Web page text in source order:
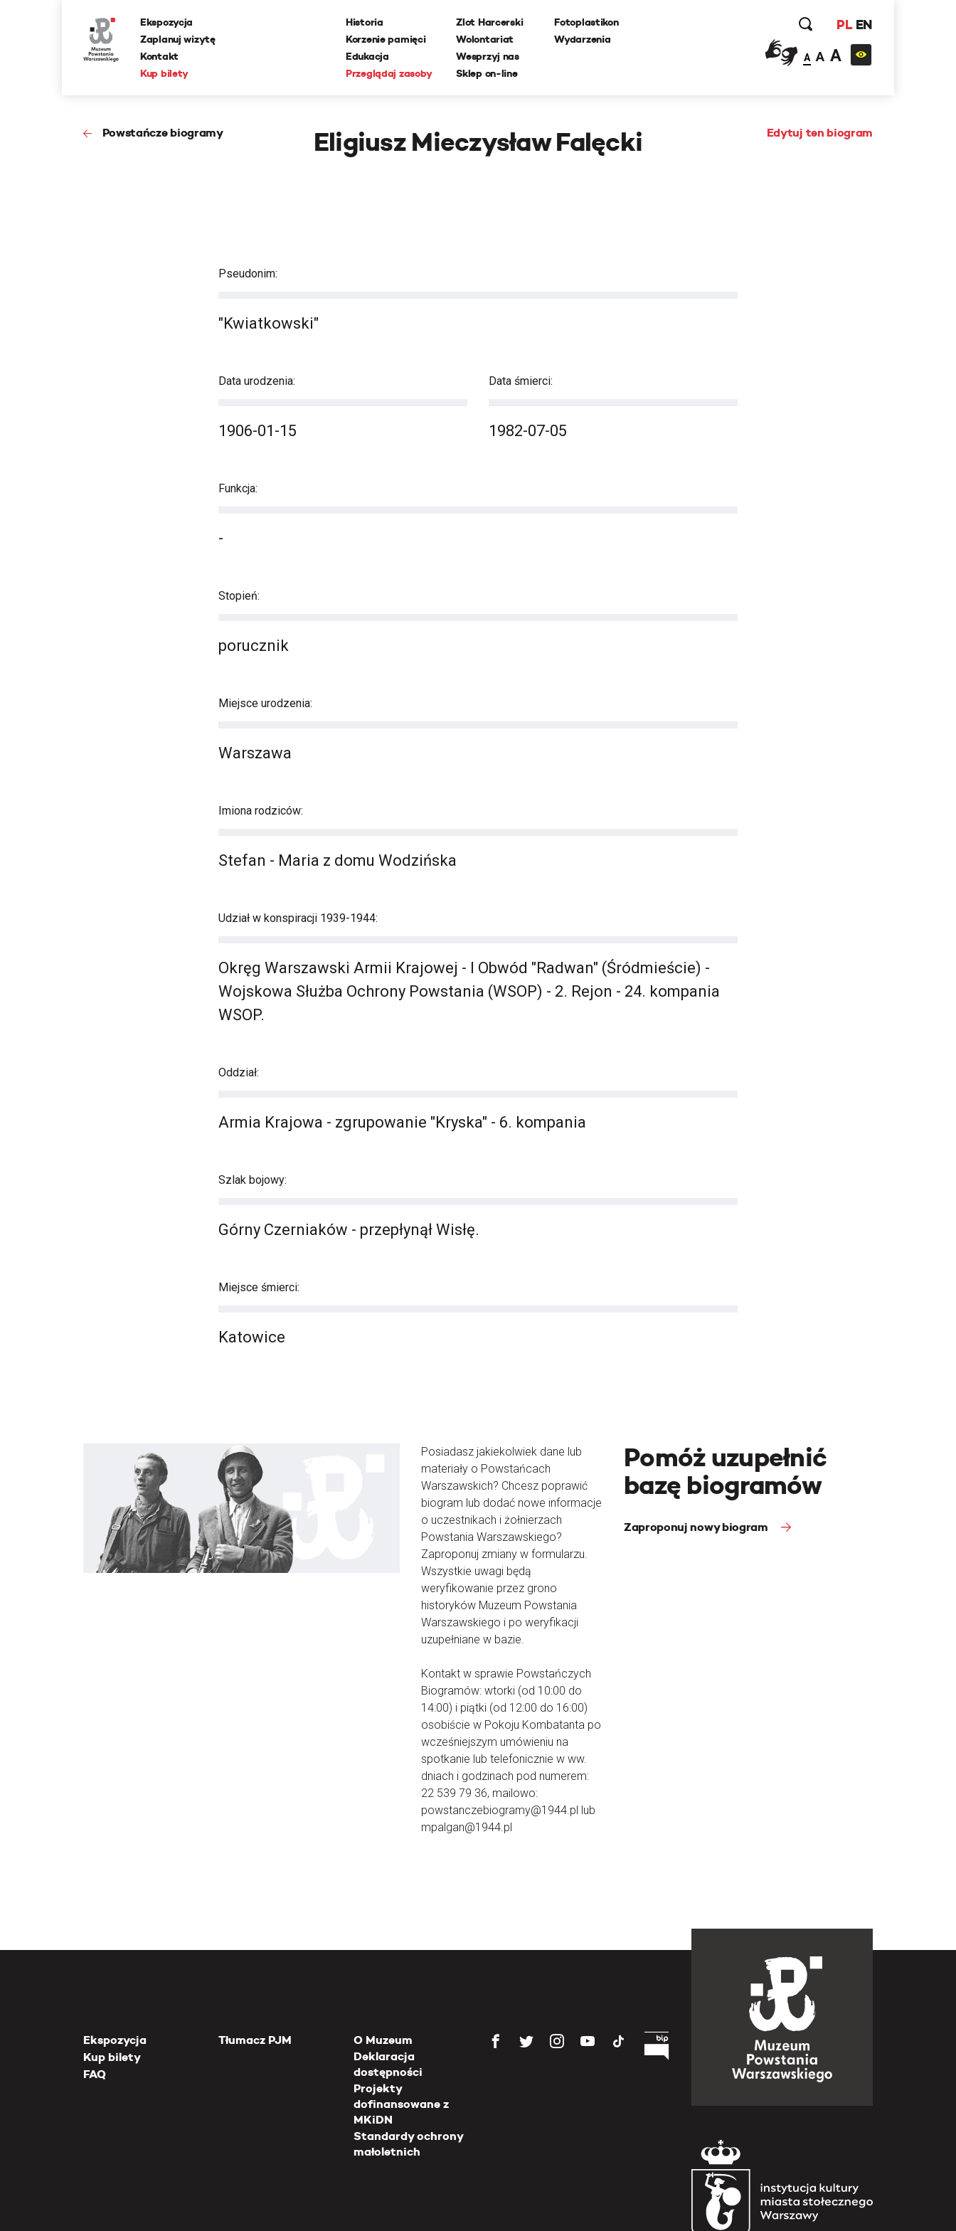
Ekspozycja
Zaplanuj wizytę
Kontakt
Kup bilety
Historia
Korzenie pamięci
Edukacja
Przeglądaj zasoby
Zlot Harcerski
Wolontariat
Wesprzyj nas
Sklep on-line
Fotoplastikon
Wydarzenia
PL EN
A A A
Powstańcze biogramy Edytuj ten biogram
Eligiusz Mieczysław Falęcki
Pseudonim:
"Kwiatkowski"
Data urodzenia:
1906-01-15
Data śmierci:
1982-07-05
Funkcja:
-
Stopień:
porucznik
Miejsce urodzenia:
Warszawa
Imiona rodziców:
Stefan - Maria z domu Wodzińska
Udział w konspiracji 1939-1944:
Okręg Warszawski Armii Krajowej - I Obwód "Radwan" (Śródmieście) -
Wojskowa Służba Ochrony Powstania (WSOP) - 2. Rejon - 24. kompania
WSOP.
Oddział:
Armia Krajowa - zgrupowanie "Kryska" - 6. kompania
Szlak bojowy:
Górny Czerniaków - przepłynął Wisłę.
Miejsce śmierci:
Katowice
Posiadasz jakiekolwiek dane lub
materiały o Powstańcach
Warszawskich? Chcesz poprawić
biogram lub dodać nowe informacje
o uczestnikach i żołnierzach
Powstania Warszawskiego?
Zaproponuj zmiany w formularzu.
Wszystkie uwagi będą
weryfikowanie przez grono
historyków Muzeum Powstania
Warszawskiego i po weryfikacji
uzupełniane w bazie.
Kontakt w sprawie Powstańczych
Biogramów: wtorki (od 10:00 do
14:00) i piątki (od 12:00 do 16:00)
osobiście w Pokoju Kombatanta po
wcześniejszym umówieniu na
spotkanie lub telefonicznie w ww.
dniach i godzinach pod numerem:
22 539 79 36, mailowo:
powstanczebiogramy@1944.pl lub
mpalgan@1944.pl
Pomóż uzupełnić
bazę biogramów
Zaproponuj nowy biogram
Ekspozycja
Kup bilety
FAQ
Tłumacz PJM
O Muzeum
Deklaracja
dostępności
Projekty
dofinansowane z
MKiDN
Standardy ochrony
małoletnich